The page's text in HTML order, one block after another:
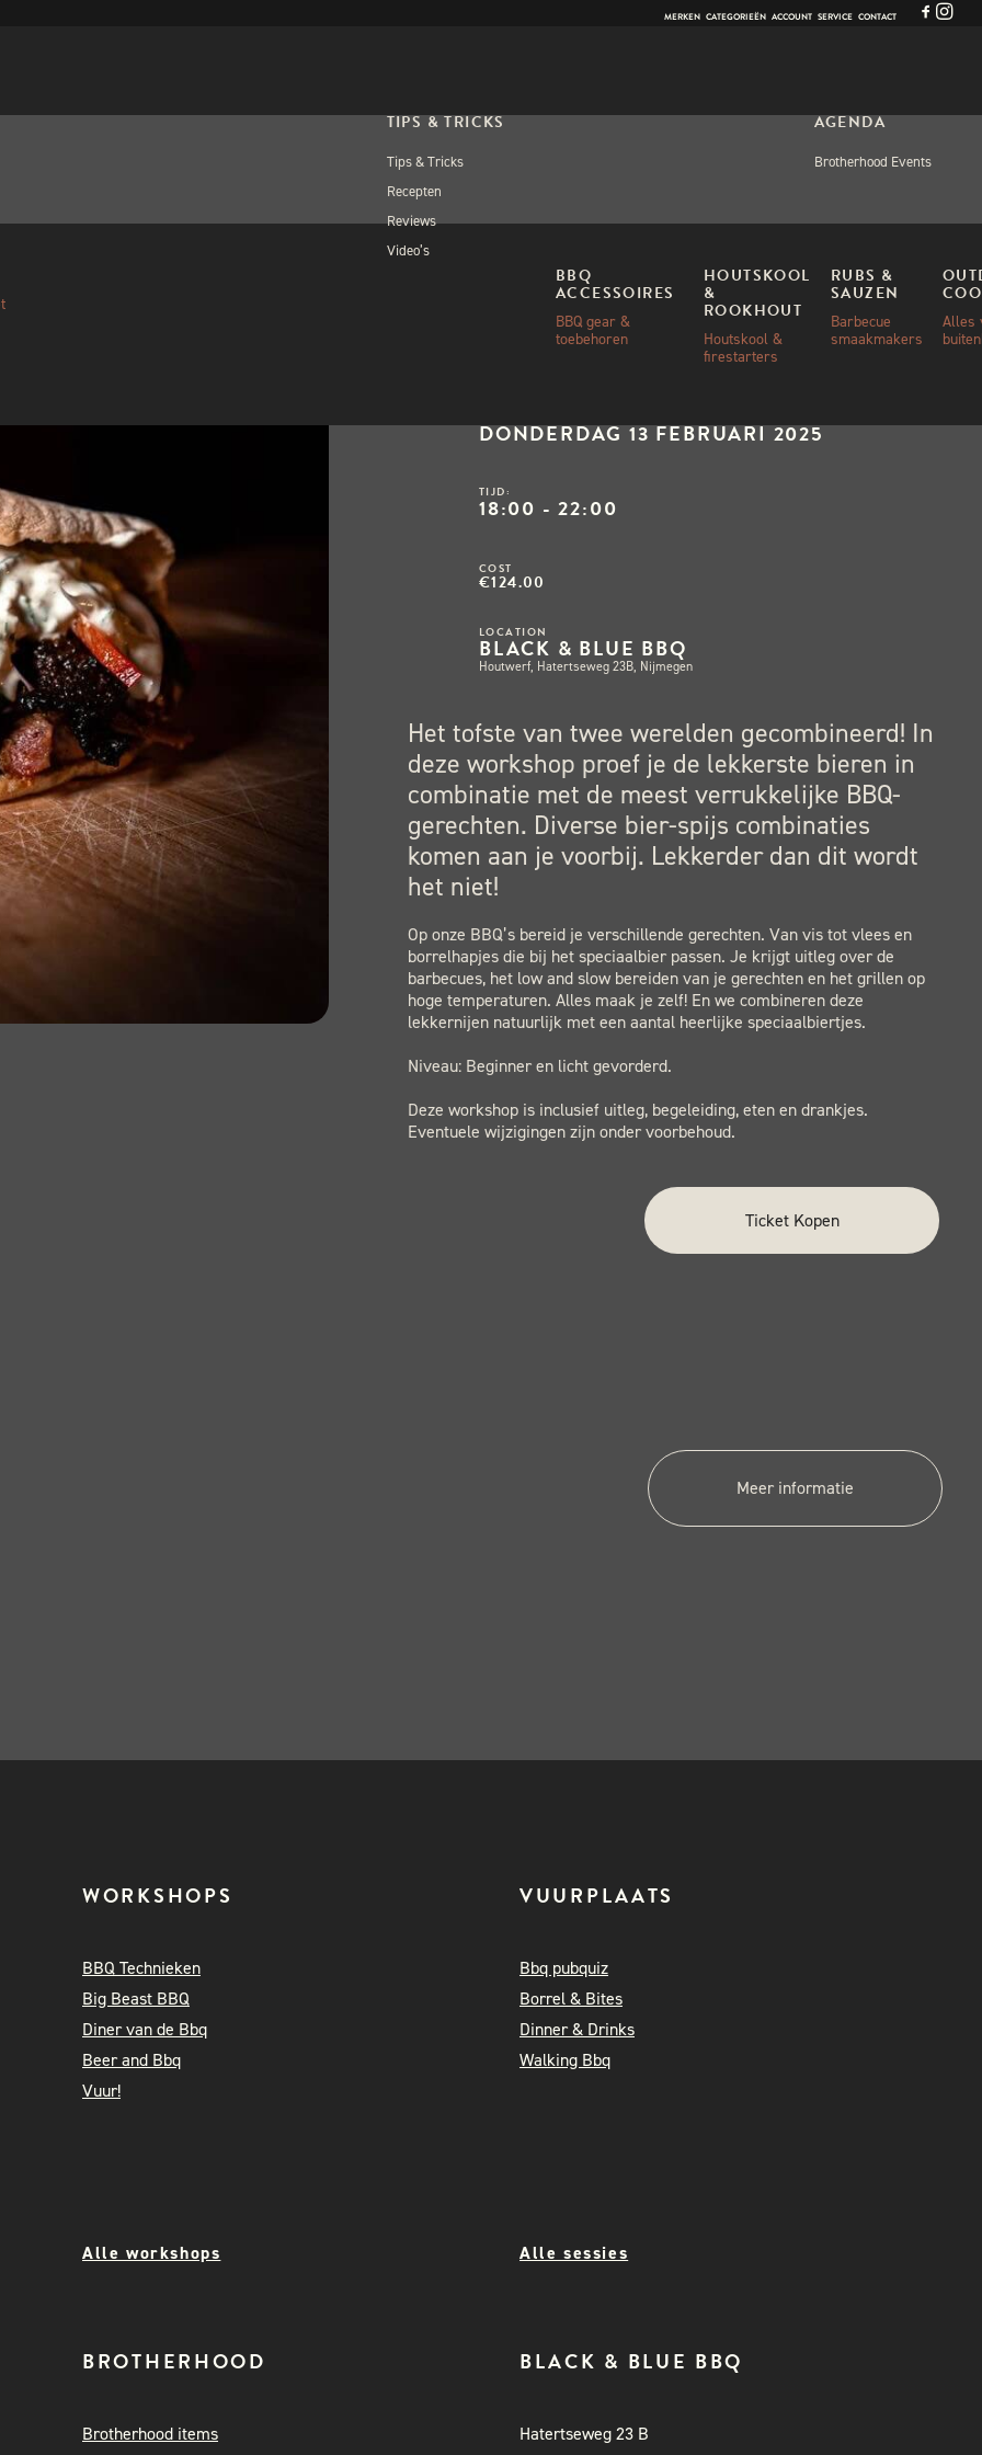
MERKEN CATEGORIEËN ACCOUNT SERVICE CONTACT
BBQ
ACCESSOIRES
BBQ gear &
toebehoren
HOUTSKOOL
&
ROOKHOUT
Houtskool &
firestarters
RUBS &
SAUZEN
Barbecue
smaakmakers
Alles
TIPS & TRICKS
Tips & Tricks
Recepten
Reviews
Video’s
AGENDA
Brotherhood Events
BEER & BBQ
DONDERDAG 13 FEBRUARI 2025
TIJD:
18:00 - 22:00
COST
€124.00
LOCATION
BLACK & BLUE BBQ
Houtwerf, Hatertseweg 23B, Nijmegen
Het tofste van twee werelden gecombineerd! In
deze workshop proef je de lekkerste bieren in
combinatie met de meest verrukkelijke BBQ-
gerechten. Diverse bier-spijs combinaties
komen aan je voorbij. Lekkerder dan dit wordt
het niet!
Op onze BBQ’s bereid je verschillende gerechten. Van vis tot vlees en
borrelhapjes die bij het speciaalbier passen. Je krijgt uitleg over de
barbecues, het low and slow bereiden van je gerechten en het grillen op
hoge temperaturen. Alles maak je zelf! En we combineren deze
lekkernijen natuurlijk met een aantal heerlijke speciaalbiertjes.
Niveau: Beginner en licht gevorderd.
Deze workshop is inclusief uitleg, begeleiding, eten en drankjes.
Eventuele wijzigingen zijn onder voorbehoud.
Ticket Kopen
Meer informatie
WORKSHOPS
BBQ Technieken
Big Beast BBQ
Diner van de Bbq
Beer and Bbq
Vuur!
VUURPLAATS
Bbq pubquiz
Borrel & Bites
Dinner & Drinks
Walking Bbq
Alle workshops Alle sessies
BROTHERHOOD
Brotherhood items
BLACK & BLUE BBQ
Hatertseweg 23 B